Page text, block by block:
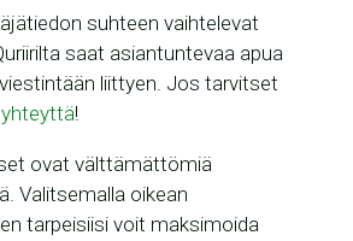
suhteen vaihtelevat
saat asiantuntevaa apua
liittyen. Jos tarvitset
!
ovat välttämättömiä
Valitsemalla oikean
tarpeisiisi voit maksimoida